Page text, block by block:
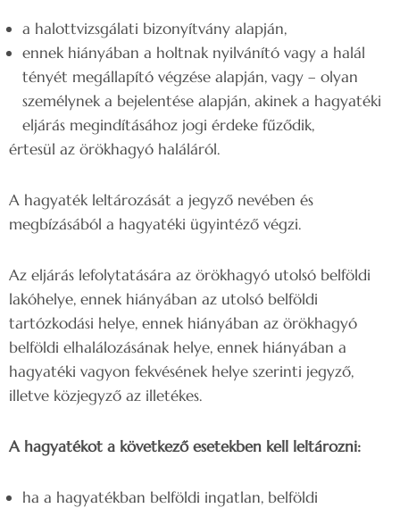
a halottvizsgálati bizonyítvány alapján,
ennek hiányában a holtnak nyilvánító vagy a halál
tényét megállapító végzése alapján, vagy – olyan
személynek a bejelentése alapján, akinek a hagyatéki
eljárás megindításához jogi érdeke fűződik,
értesül az örökhagyó haláláról.
A hagyaték leltározását a jegyző nevében és
megbízásából a hagyatéki ügyintéző végzi.
Az eljárás lefolytatására az örökhagyó utolsó belföldi
lakóhelye, ennek hiányában az utolsó belföldi
tartózkodási helye, ennek hiányában az örökhagyó
belföldi elhalálozásának helye, ennek hiányában a
hagyatéki vagyon fekvésének helye szerinti jegyző,
illetve közjegyző az illetékes.
A hagyatékot a következő esetekben kell leltározni:
ha a hagyatékban belföldi ingatlan, belföldi